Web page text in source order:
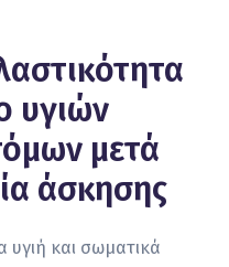
υγιών
μετά
άσκησης
υγιή και σωματικά